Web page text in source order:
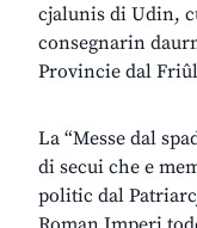
cjalunis di Udin,
consegnarin
Provincie dal
La “Messe dal
di secui che e
politic dal